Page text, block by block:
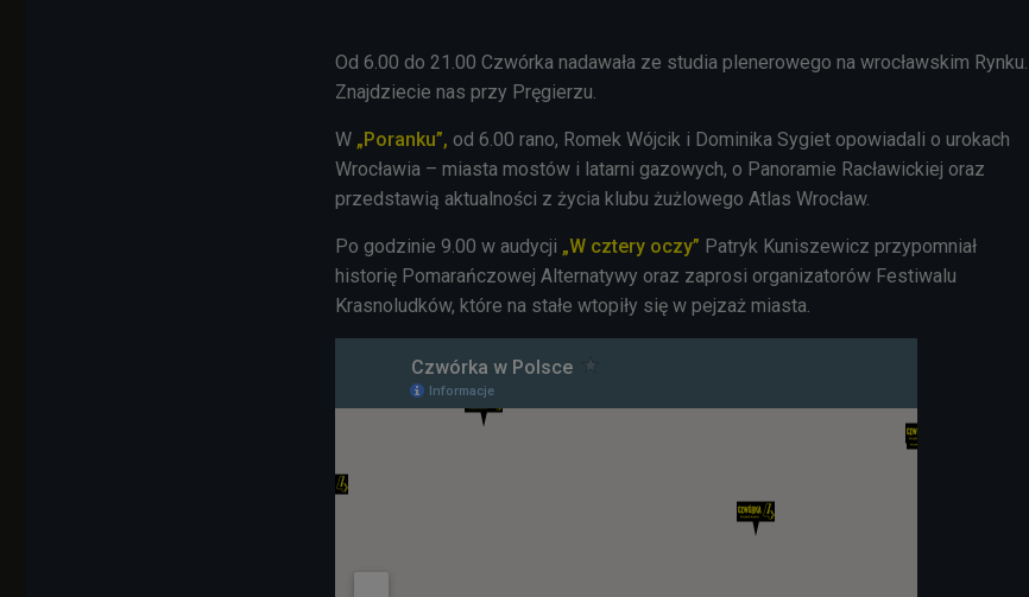
Od 6.00 do 21.00 Czwórka nadawała ze studia plenerowego na wrocławskim Rynku.
Znajdziecie nas przy Pręgierzu.
W „Poranku”, od 6.00 rano, Romek Wójcik i Dominika Sygiet opowiadali o urokach
Wrocławia – miasta mostów i latarni gazowych, o Panoramie Racławickiej oraz
przedstawią aktualności z życia klubu żużlowego Atlas Wrocław.
Po godzinie 9.00 w audycji „W cztery oczy” Patryk Kuniszewicz przypomniał
historię Pomarańczowej Alternatywy oraz zaprosi organizatorów Festiwalu
Krasnoludków, które na stałe wtopiły się w pejzaż miasta.